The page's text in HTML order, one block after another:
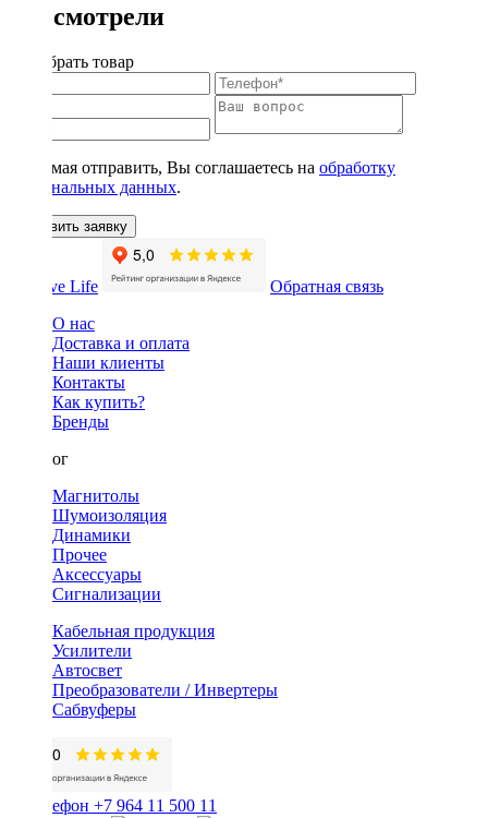
Вы смотрели
Подобрать товар
Нажимая отправить, Вы соглашаетесь на обработку
персональных данных.
Оставить заявку
Обратная связь
О нас
Доставка и оплата
Наши клиенты
Контакты
Как купить?
Бренды
Каталог
Магнитолы
Шумоизоляция
Динамики
Прочее
Аксессуары
Сигнализации
Кабельная продукция
Усилители
Автосвет
Преобразователи / Инвертеры
Сабвуферы
+7 964 11 500 11